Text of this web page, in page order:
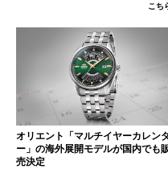
こち
オリエント「マルチイヤーカレン
ー」の海外展開モデルが国内でも
売決定